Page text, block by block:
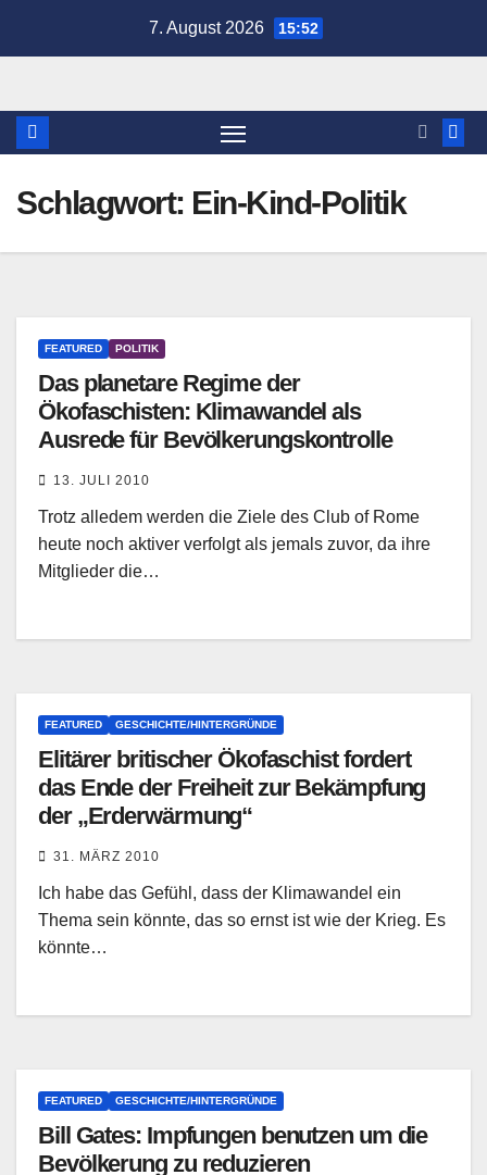
7. August 2026 15:52
Schlagwort: Ein-Kind-Politik
FEATURED POLITIK
Das planetare Regime der
Ökofaschisten: Klimawandel als
Ausrede für Bevölkerungskontrolle
13. JULI 2010
Trotz alledem werden die Ziele des Club of Rome
heute noch aktiver verfolgt als jemals zuvor, da ihre
Mitglieder die…
FEATURED GESCHICHTE/HINTERGRÜNDE
Elitärer britischer Ökofaschist fordert
das Ende der Freiheit zur Bekämpfung
der „Erderwärmung“
31. MÄRZ 2010
Ich habe das Gefühl, dass der Klimawandel ein
Thema sein könnte, das so ernst ist wie der Krieg. Es
könnte…
FEATURED GESCHICHTE/HINTERGRÜNDE
Bill Gates: Impfungen benutzen um die
Bevölkerung zu reduzieren